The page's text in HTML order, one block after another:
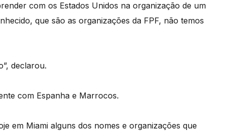
com os Estados Unidos na organização de um
que são as organizações da FPF, não temos
declarou.
com Espanha e Marrocos.
em Miami alguns dos nomes e organizações que